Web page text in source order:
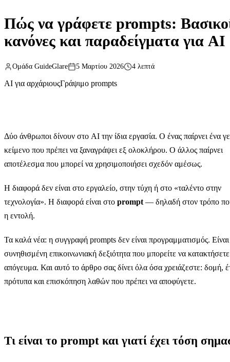
Πώς να γράφετε prompts:
κανόνες και παραδείγματα για AI
Ομάδα GuideGlare 5 Μαρτίου 2026 4 λεπτά
AI για αρχάριουςΓράψιμο prompts
Δύο άνθρωποι δίνουν στο AI την ίδια εργασία. Ο ένας παίρνει ένα
κείμενο που πρέπει να ξαναγράψει εξ ολοκλήρου. Ο άλλος παίρνει
αποτέλεσμα που μπορεί να χρησιμοποιήσει σχεδόν αμέσως.
Η διαφορά δεν είναι στο εργαλείο, στην τύχη ή στο «ταλέντο στην
τεχνολογία». Η διαφορά είναι στο prompt — δηλαδή στον τρόπο
η εντολή.
Τα καλά νέα: η συγγραφή prompts δεν είναι προγραμματισμός. Είναι
συνηθισμένη επικοινωνιακή δεξιότητα που μπορείτε να
απόγευμα. Και αυτό το άρθρο σας δίνει όλα όσα χρειάζεστε: δομή,
πρότυπα και επισκόπηση λαθών που πρέπει να αποφύγετε.
Τι είναι το prompt και γιατί έχει τόση